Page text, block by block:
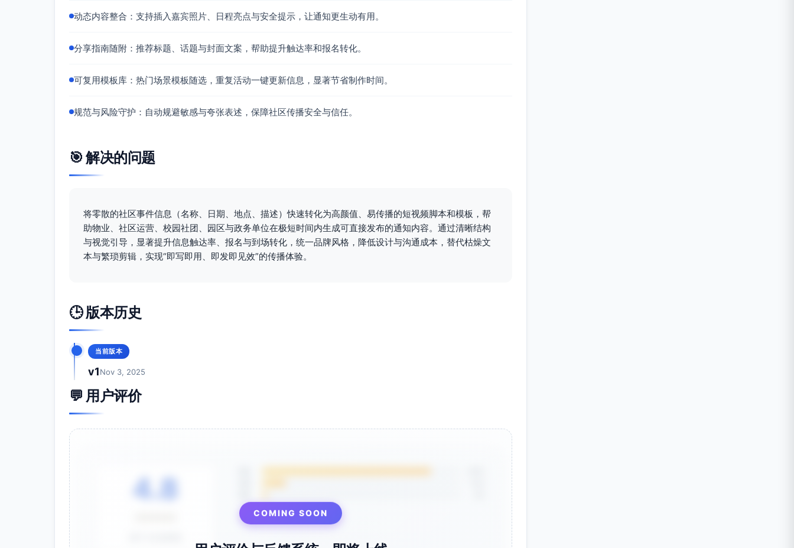
动效与转场：
流程用连线/箭头滑动；灭火器喷雾使用轻粒子（不遮挡文字）
图形规范：
二维码区使用白底深色码，勿加复杂背景
BGM：节奏稳定、无紧张情绪，-18 LUFS 左右
开场仅使用轻提示音（警铃弱化版），全片音量峰值≤-6 dB
关键信息每处至少停留2秒；动效不影响阅读
分享指南：
适用平台与规格：
封面：标题+日期时间大字，加入警铃/水枪图标；JPG 高质量导出
节奏：T-3天首发、T-1天提醒、当天上午最后提醒；封面与标题一致
码报名｜到场领安全手册与应急贴纸
话题标签：#社区安全 #消防演练 #星河社区
LED/电视循环播放，建议静音+字幕；二维码尺寸≥6cm（线下易扫）
信息真实准确，现场安排以物业与志愿者指引为准
统一使用官方报名二维码与LOGO，防止误导与仿冒
动态内容整合：支持插入嘉宾照片、日程亮点与安全提示，让通知更生动有用。
分享指南随附：推荐标题、话题与封面文案，帮助提升触达率和报名转化。
可复用模板库：热门场景模板随选，重复活动一键更新信息，显著节省制作时间。
规范与风险守护：自动规避敏感与夸张表述，保障社区传播安全与信任。
🎯 解决的问题
将零散的社区事件信息（名称、日期、地点、描述）快速转化为高颜值、易传播的短视频脚本和模板，帮
助物业、社区运营、校园社团、园区与政务单位在极短时间内生成可直接发布的通知内容。通过清晰结构
与视觉引导，显著提升信息触达率、报名与到场转化，统一品牌风格，降低设计与沟通成本，替代枯燥文
本与繁琐剪辑，实现“即写即用、即发即见效”的传播体验。
🕒 版本历史
当前版本
v1Nov 3, 2025
💬 用户评价
4.8
COMING SOON